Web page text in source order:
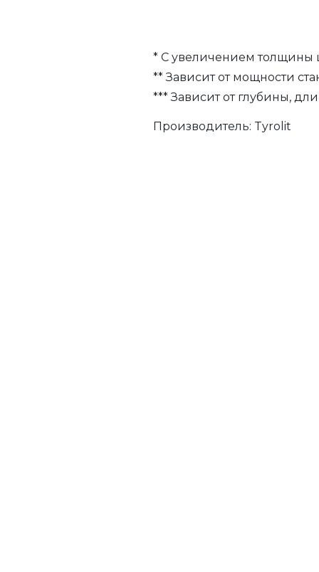
* С увеличением толщины
** Зависит от мощности
*** Зависит от глубины,
Производитель: Tyrolit